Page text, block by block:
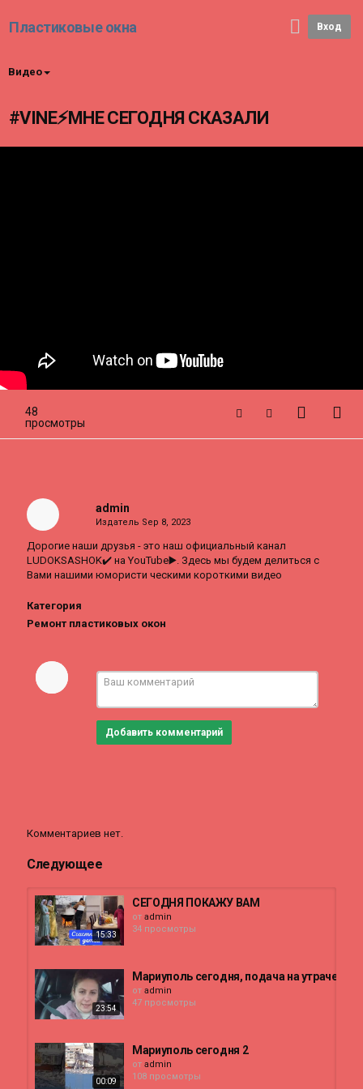
Пластиковые окна Вход
Видео
#VINE⚡МНЕ СЕГОДНЯ СКАЗАЛИ
48
просмотры
admin
Издатель Sep 8, 2023
Дорогие наши друзья - это наш официальный канал
LUDOKSASHOK✔️ на YouTube▶️. Здесь мы будем делиться с
Вами нашими юмористи ческими короткими видео
Категория
Ремонт пластиковых окон
Добавить комментарий
Комментариев нет.
Следующее
15:33
СЕГОДНЯ ПОКАЖУ ВАМ
от admin
34 просмотры
23:54
Мариуполь сегодня, подача на
от admin
47 просмотры
00:09
Мариуполь сегодня 2
от admin
108 просмотры